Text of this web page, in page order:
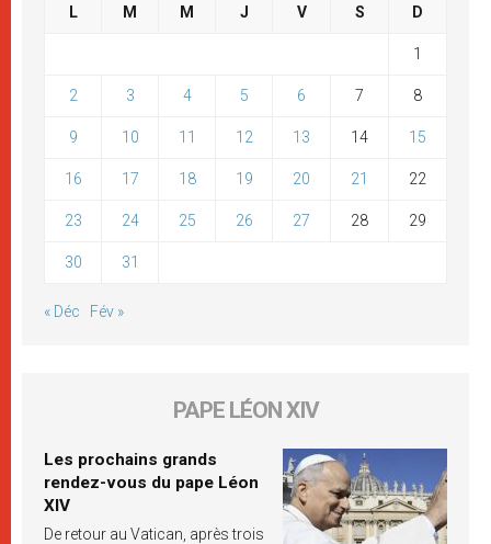
L M M J V S D
1
2 3 4 5 6 7 8
9 10 11 12 13 14 15
16 17 18 19 20 21 22
23 24 25 26 27 28 29
30 31
« Déc Fév »
PAPE LÉON XIV
Les prochains grands
rendez-vous du pape Léon
XIV
De retour au Vatican, après trois